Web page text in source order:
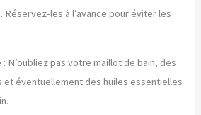
les à l’avance pour éviter les
N’oubliez pas votre maillot de bain, des
et éventuellement des huiles essentielles